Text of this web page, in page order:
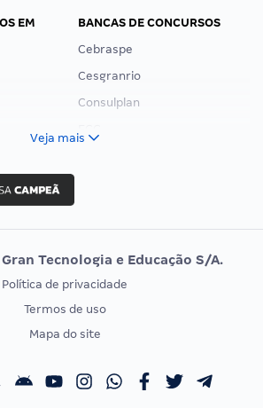
EM
BANCAS DE CONCURSOS
Cebraspe
Cesgranrio
Consulplan
Vunesp
EXAME DE ORDEM
Calendário OAB
Veja mais
Tecnologia e Educação S/A.
Política de privacidade
Termos de uso
Mapa do site